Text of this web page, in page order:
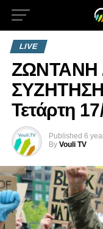
LIVE
ΖΩΝΤΑΝΗ
Τετάρτη
Published 6
By Vouli TV